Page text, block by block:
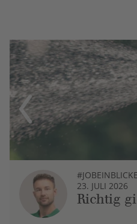
Previous
#JOBEINBLICKE
23. JULI 2026
Richtig